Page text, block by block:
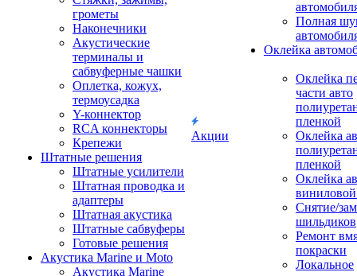
грометы
Наконечники
Акустические
терминалы и
сабвуферные чашки
Оплетка, кожух,
термоусадка
Y-коннектор
RCA коннекторы
Крепежи
Штатные решения
Штатные усилители
Штатная проводка и
адаптеры
Штатная акустика
Штатные сабвуферы
Готовые решения
Акустика Marine и Moto
Акустика Marine
Акции
Полная
Оклейка
Оклейка
части авто
пленкой
Оклейка
пленкой
Оклейка
Снятие/
шильдиков
Ремонт
покраски
Локальное